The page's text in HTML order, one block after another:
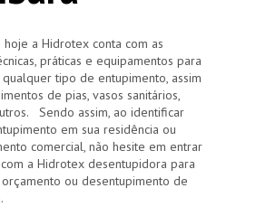
hoje a Hidrotex conta com as
práticas e equipamentos para
qualquer tipo de entupimento, assim
de pias, vasos sanitários,
Sendo assim, ao identificar
em sua residência ou
comercial, não hesite em entrar
a Hidrotex desentupidora para
ou desentupimento de